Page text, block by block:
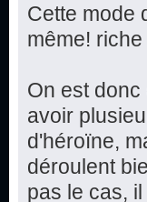
Cette mode
même!
On est
avoir
d'héroïne,
déroulent
pas le cas,